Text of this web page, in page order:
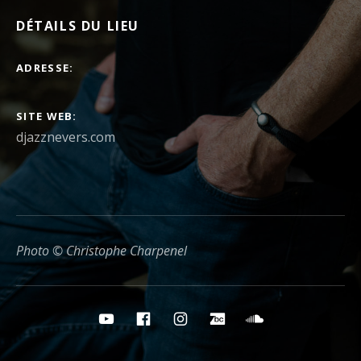
DÉTAILS DU LIEU
ADRESSE
SITE WEB
djazznevers.com
Photo © Christophe Charpenel
Boutons des médias sociaux
YouTubeFacebookInstagramBandcamp
Soundcloud